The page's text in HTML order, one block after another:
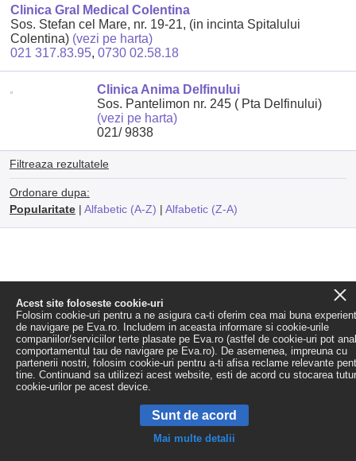
Clinica Gral Medical Colentina
Sos. Stefan cel Mare, nr. 19-21, (in incinta Spitalului
Colentina) (vezi pe harta)
021 317.83.95,0730 02.58.18
Clinica Anima Delfinului
Sos. Pantelimon nr. 245 ( Pta Delfinului)
(vezi pe harta)
021/ 9838
Filtreaza rezultatele
Ordonare dupa:
Popularitate| Alfabetic (A-Z) | Alfabetic (Z-A)
Acest site foloseste cookie-uri
Folosim cookie-uri pentru a ne asigura ca-ti oferim cea mai buna
de navigare pe Eva.ro. Includem in aceasta informare si cookie-urile
companiilor/serviciilor terte plasate pe Eva.ro (astfel de cookie-uri pot
comportamentul tau de navigare pe Eva.ro). De asemenea, impreuna cu
partenerii nostri, folosim cookie-uri pentru a-ti afisa reclame relevante
tine. Continuand sa utilizezi acest website, esti de acord cu stocarea
cookie-urilor pe acest device.
Sunt de acord
Mai multe detalii